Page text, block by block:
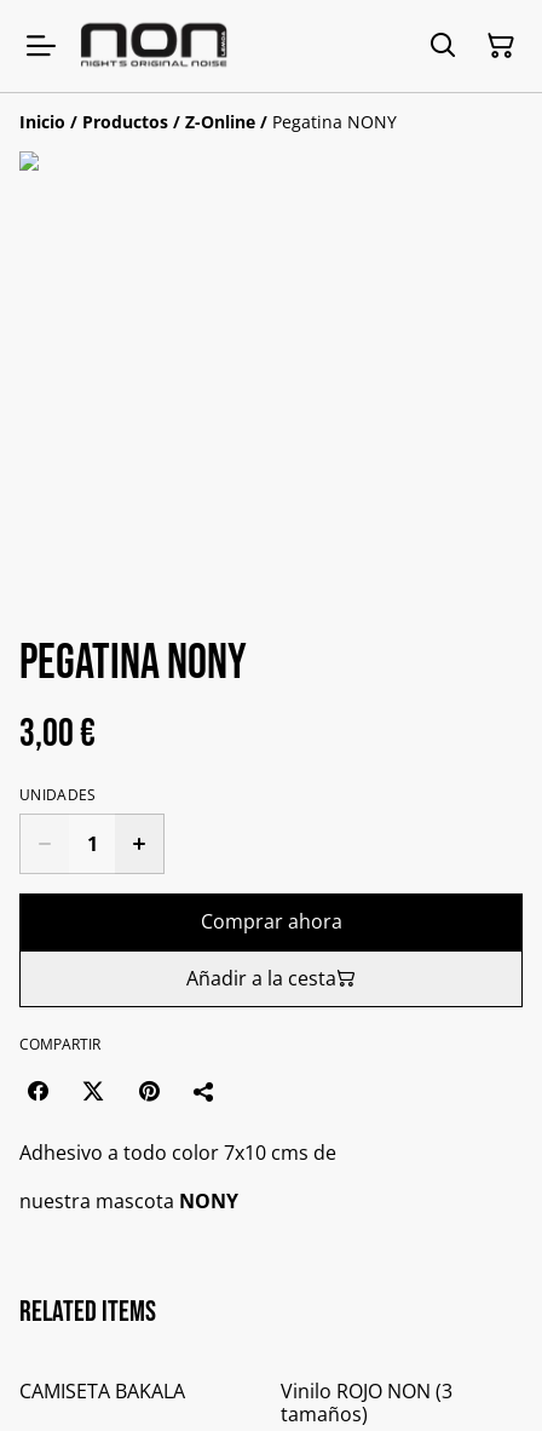
Inicio / Productos / Z-Online / Pegatina NONY
Pegatina NONY
3,00 €
UNIDADES
Comprar ahora
Añadir a la cesta
COMPARTIR
Adhesivo a todo color 7x10 cms de
nuestra mascota NONY
Related items
CAMISETA BAKALA
Vinilo ROJO NON (3
tamaños)